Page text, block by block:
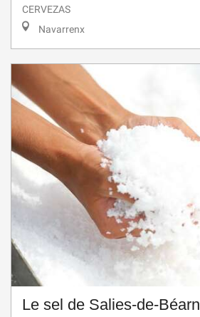
CERVEZAS
Navarrenx
Le sel de Salies-de-Béarn